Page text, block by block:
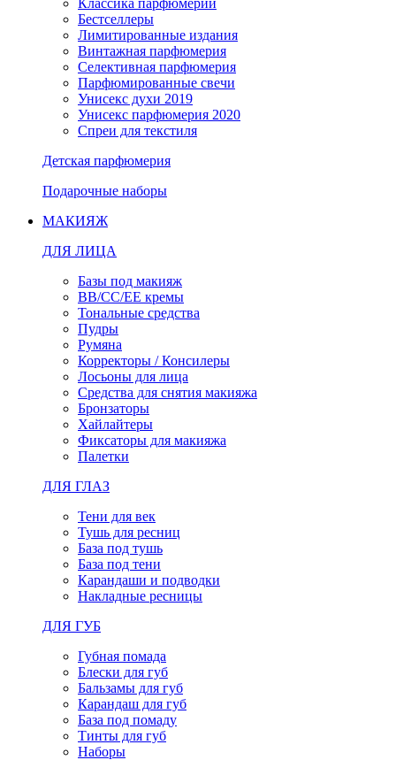
Классика парфюмерии
Бестселлеры
Лимитированные издания
Винтажная парфюмерия
Селективная парфюмерия
Парфюмированные свечи
Унисекс духи 2019
Унисекс парфюмерия 2020
Спреи для текстиля
Детская парфюмерия
Подарочные наборы
МАКИЯЖ
ДЛЯ ЛИЦА
Базы под макияж
BB/CC/EE кремы
Тональные средства
Пудры
Румяна
Корректоры / Консилеры
Лосьоны для лица
Средства для снятия макияжа
Бронзаторы
Хайлайтеры
Фиксаторы для макияжа
Палетки
ДЛЯ ГЛАЗ
Тени для век
Тушь для ресниц
База под тушь
База под тени
Карандаши и подводки
Накладные ресницы
ДЛЯ ГУБ
Губная помада
Блески для губ
Бальзамы для губ
Карандаш для губ
База под помаду
Тинты для губ
Наборы